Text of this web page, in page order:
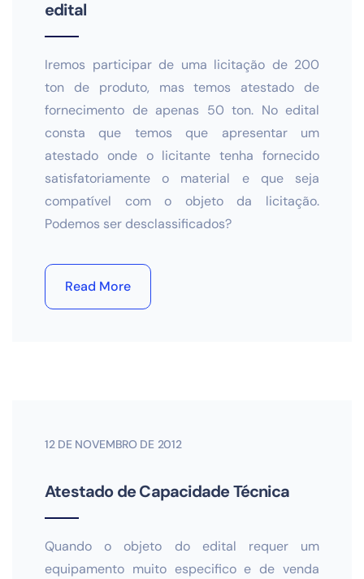
edital
Iremos participar de uma licitação de 200
ton de produto, mas temos atestado de
fornecimento de apenas 50 ton. No edital
consta que temos que apresentar um
atestado onde o licitante tenha fornecido
satisfatoriamente o material e que seja
compatível com o objeto da licitação.
Podemos ser desclassificados?
Read More
12 DE NOVEMBRO DE 2012
Atestado de Capacidade Técnica
Quando o objeto do edital requer um
equipamento muito especifico e de venda